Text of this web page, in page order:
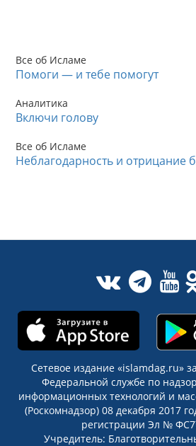
Все об Исламе
Помоги — и тебе помогут
Аналитика
Включи голову
Все об Исламе
Неблагодарность и отрицание
Сетевое издание «islamdag.ru»
Федеральной службе по
информационных технологий и
(Роскомнадзор) 08 декабря 2017
регистрации Эл №
Учредитель: